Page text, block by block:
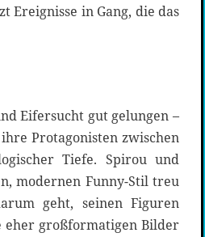
Ereignisse in Gang, die das
Eifersucht gut gelungen –
Protagonisten zwischen
Tiefe. Spirou und
modernen Funny-Stil treu
geht, seinen Figuren
eher großformatigen Bilder